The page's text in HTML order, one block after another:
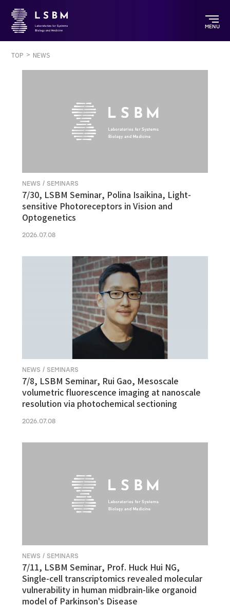
MENU
TOP NEWS
NEWS / SEMINARS
7/30, LSBM Seminar, Polina Isaikina, Light-
sensitive Photoreceptors in Vision and
Optogenetics
2026.07.08
NEWS / SEMINARS
7/8, LSBM Seminar, Rui Gao, Mesoscale
volumetric fluorescence imaging at nanoscale
resolution via photochemical sectioning
2026.07.08
NEWS / SEMINARS
7/11, LSBM Seminar, Prof. Huck Hui NG,
Single-cell transcriptomics revealed molecular
vulnerability in human midbrain-like organoid
model of Parkinson's Disease